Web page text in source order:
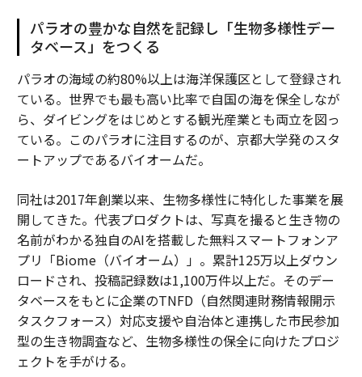
パラオの豊かな自然を記録し「生物多様性デー
タベース」をつくる
パラオの海域の約80%以上は海洋保護区として登録され
ている。世界でも最も高い比率で自国の海を保全しなが
ら、ダイビングをはじめとする観光産業とも両立を図っ
ている。このパラオに注目するのが、京都大学発のスタ
ートアップであるバイオームだ。
同社は2017年創業以来、生物多様性に特化した事業を展
開してきた。代表プロダクトは、写真を撮ると生き物の
名前がわかる独自のAIを搭載した無料スマートフォンア
プリ「Biome（バイオーム）」。累計125万以上ダウン
ロードされ、投稿記録数は1,100万件以上だ。そのデー
タベースをもとに企業のTNFD（自然関連財務情報開示
タスクフォース）対応支援や自治体と連携した市民参加
型の生き物調査など、生物多様性の保全に向けたプロジ
ェクトを手がける。